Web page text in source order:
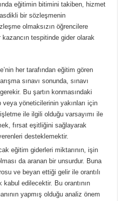
eğitimin bitimini takiben, hizmet
bir sözleşmenin
olmaksızın öğrencilere
kazancın tespitinde gider olarak
her tarafından eğitim gören
sınavı sonunda, sınavı
Bu şartın konmasındaki
yöneticilerinin yakınları için
ile ilgili olduğu varsayımı ile
fırsat eşitliğini sağlayarak
desteklemektir.
eğitim giderleri miktarının, işin
da aranan bir unsurdur. Buna
ve beyan ettiği gelir ile orantılı
kabul edilecektir. Bu orantının
yapmış olduğu analiz önem